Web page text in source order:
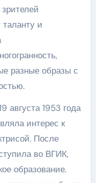
и
разные образы с
августа 1953 года
интерес к
После
во ВГИК,
образование.